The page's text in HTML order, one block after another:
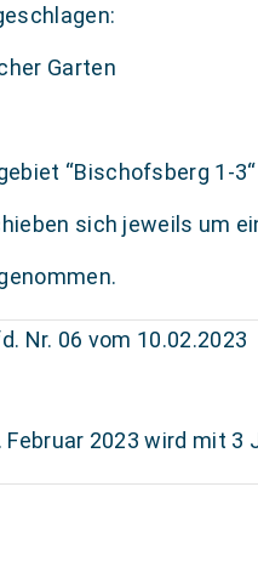
Garten
“Bischofsberg 1-3“
sich jeweils um
Nr. 06 vom 10.02.2023
2023 wird mit